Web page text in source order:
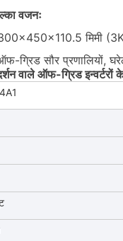
वजनः
मिमी
ग्रिड सौर प्रणालियों,
वाले ऑफ-ग्रिड इन्वर्टरों